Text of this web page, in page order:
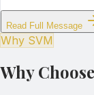
Read Full Message
Why SVM
Why